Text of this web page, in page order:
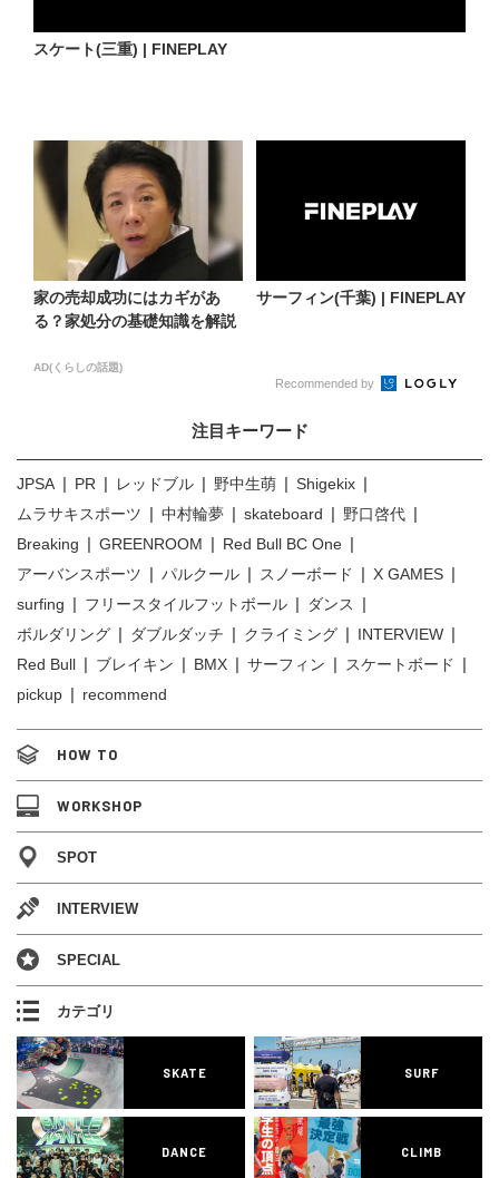
スケート(三重) | FINEPLAY
家の売却成功にはカギがあ
る？家処分の基礎知識を解説
AD(くらしの話題)
サーフィン(千葉) | FINEPLAY
Recommended by
注目キーワード
JPSA PR レッドブル 野中生萌
Shigekix
ムラサキスポーツ
中村輪夢 skateboard
野口啓代
Breaking
GREENROOM
Red Bull BC One
アーバンスポーツ
パルクール スノーボード
X GAMES
surfing
フリースタイルフットボール
ダンス
ボルダリング
ダブルダッチ クライミング
INTERVIEW
Red Bull
ブレイキン BMX サーフィン
スケートボード
pickup
recommend
HOW TO
WORKSHOP
SPOT
INTERVIEW
SPECIAL
カテゴリ
SKATE SURF
DANCE CLIMB